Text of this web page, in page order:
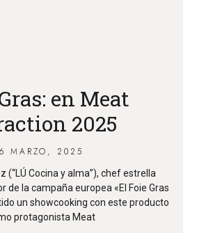
en Meat
2025
6 MARZO, 2025
(“LÚ Cocina y alma”), chef estrella
de la campaña europea «El Foie Gras
un showcooking con este producto
protagonista Meat